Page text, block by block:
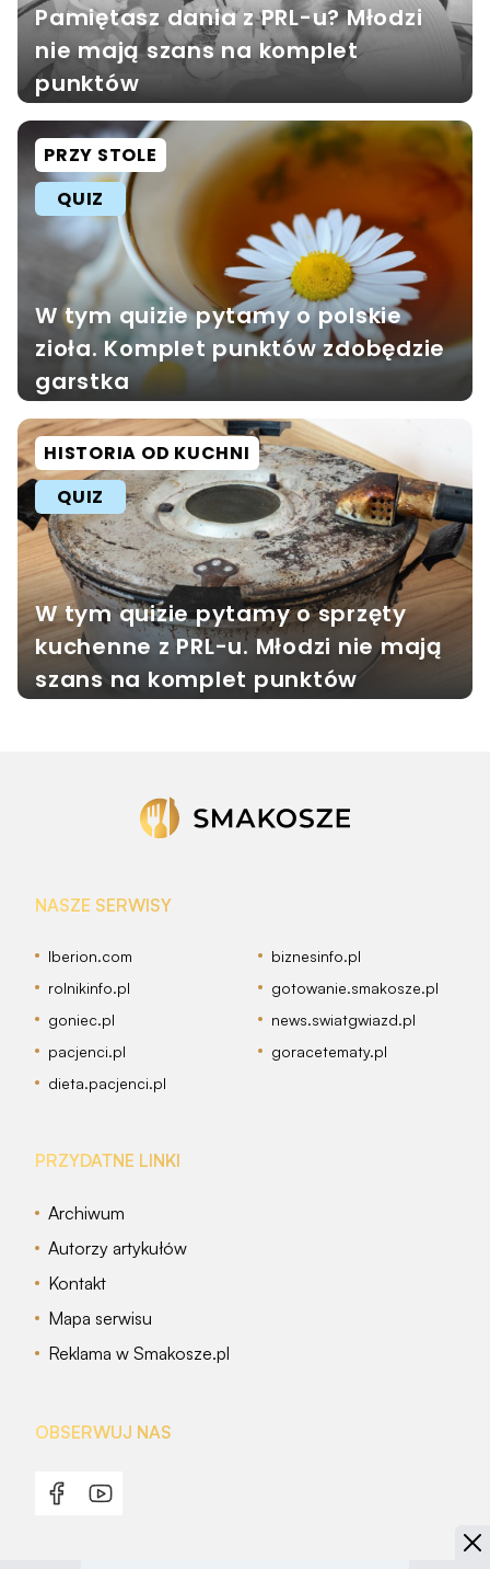
Pamiętasz dania z PRL-u? Młodzi
nie mają szans na komplet
punktów
PRZY STOLE
QUIZ
W tym quizie pytamy o polskie
zioła. Komplet punktów zdobędzie
garstka
HISTORIA OD KUCHNI
QUIZ
W tym quizie pytamy o sprzęty
kuchenne z PRL-u. Młodzi nie mają
szans na komplet punktów
NASZE SERWISY
Iberion.com
biznesinfo.pl
rolnikinfo.pl
gotowanie.smakosze.pl
goniec.pl
news.swiatgwiazd.pl
pacjenci.pl
goracetematy.pl
dieta.pacjenci.pl
PRZYDATNE LINKI
Archiwum
Autorzy artykułów
Kontakt
Mapa serwisu
Reklama w Smakosze.pl
OBSERWUJ NAS